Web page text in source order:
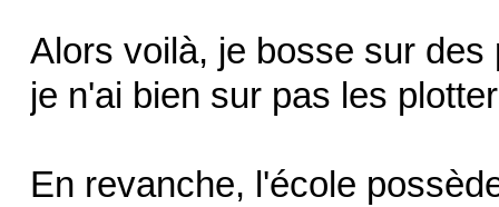
Alors voilà, je bosse sur des
je n'ai bien sur pas les
En revanche, l'école